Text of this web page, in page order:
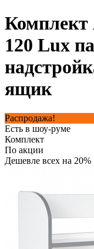
Комплект
120 Lux
ящик
Распродажа!
Есть в шоу-руме
Комплект
По акции
Дешевле всех на 20%